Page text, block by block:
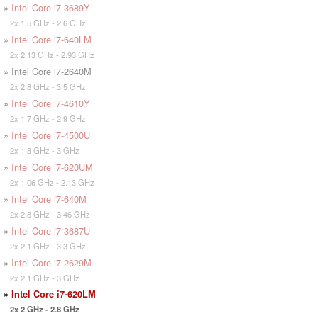
» Intel Core i7-3689Y
2x 1.5 GHz - 2.6 GHz
» Intel Core i7-640LM
2x 2.13 GHz - 2.93 GHz
» Intel Core i7-2640M
2x 2.8 GHz - 3.5 GHz
» Intel Core i7-4610Y
2x 1.7 GHz - 2.9 GHz
» Intel Core i7-4500U
2x 1.8 GHz - 3 GHz
» Intel Core i7-620UM
2x 1.06 GHz - 2.13 GHz
» Intel Core i7-640M
2x 2.8 GHz - 3.46 GHz
» Intel Core i7-3687U
2x 2.1 GHz - 3.3 GHz
» Intel Core i7-2629M
2x 2.1 GHz - 3 GHz
» Intel Core i7-620LM
2x 2 GHz - 2.8 GHz